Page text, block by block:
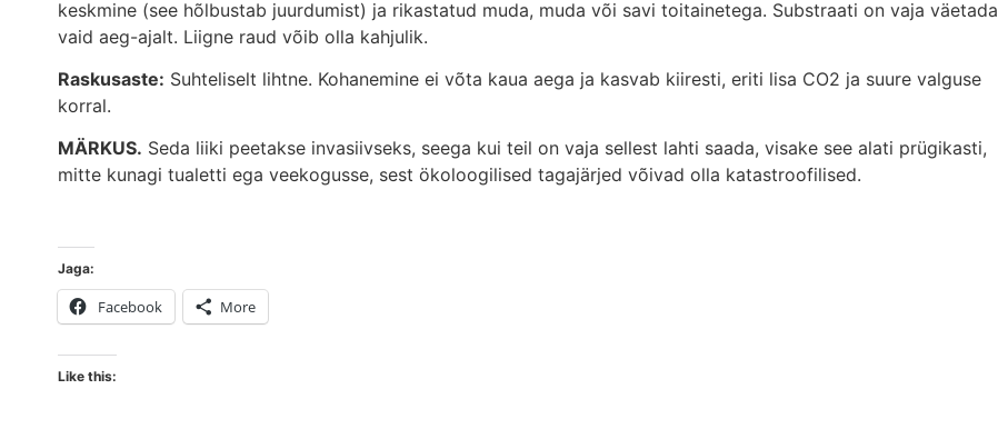
keskmine (see hõlbustab juurdumist) ja rikastatud muda, muda või savi toitainetega. Substraati on vaja väetada
vaid aeg-ajalt. Liigne raud võib olla kahjulik.
Raskusaste: Suhteliselt lihtne. Kohanemine ei võta kaua aega ja kasvab kiiresti, eriti lisa CO2 ja suure valguse
korral.
MÄRKUS. Seda liiki peetakse invasiivseks, seega kui teil on vaja sellest lahti saada, visake see alati prügikasti,
mitte kunagi tualetti ega veekogusse, sest ökoloogilised tagajärjed võivad olla katastroofilised.
Jaga:
Facebook More
Like this: